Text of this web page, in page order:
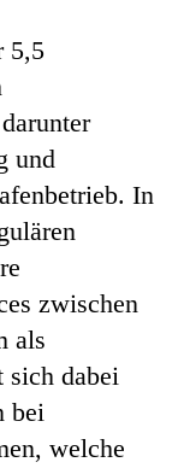
5,5
und
In
zwischen
als
sich dabei
bei
welche